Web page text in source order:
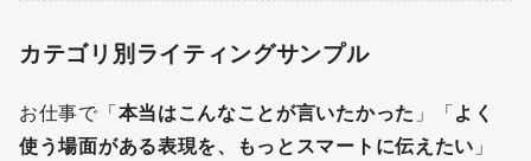
お申込み後の流れ
みんなで投稿！職業英語辞典
カテゴリ別ライティングサンプル
お仕事で「本当はこんなことが言いたかった 」「よく
使う場面がある表現を、もっとスマートに伝えたい 」